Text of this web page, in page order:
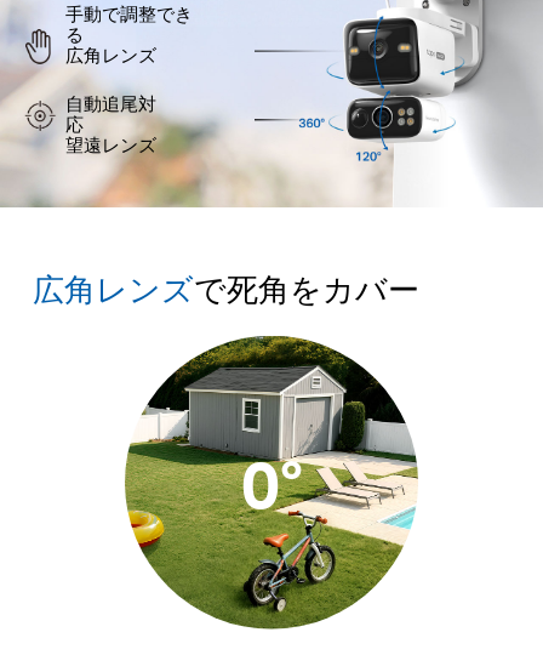
手動で調整でき
る
広角レンズ
自動追尾対
応
望遠レンズ
広角レンズで死角をカバー
0°